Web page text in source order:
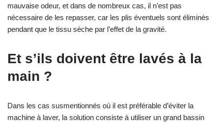
mauvaise odeur, et dans de nombreux cas, il n’est pas
nécessaire de les repasser, car les plis éventuels sont éliminés
pendant que le tissu sèche par l’effet de la gravité.
Et s’ils doivent être lavés à la
main ?
Dans les cas susmentionnés où il est préférable d’éviter la
machine à laver, la solution consiste à utiliser un grand bassin